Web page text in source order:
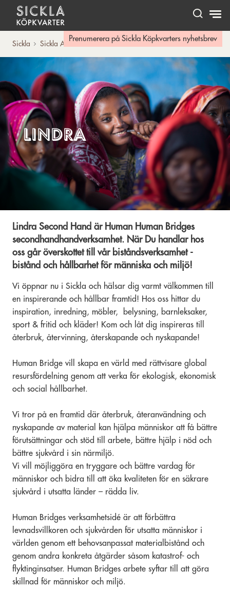
Hem
Prenumerera på Sickla Köpkvarters nyhetsbrev
Sickla Sickla A-Ö Lindra
Lindra
Lindra Second Hand är Human Human Bridges
secondhandhandverksamhet. När Du handlar hos
oss går överskottet till vår biståndsverksamhet -
bistånd och hållbarhet för människa och miljö!
Vi öppnar nu i Sickla och hälsar dig varmt välkommen till
en inspirerande och hållbar framtid! Hos oss hittar du
inspiration, inredning, möbler,
belysning, barnleksaker,
sport & fritid och kläder! Kom och låt dig inspireras till
återbruk, återvinning, återskapande och nyskapande!
Human Bridge vill skapa en värld med rättvisare global
resursfördelning genom att verka för ekologisk, ekonomisk
och social hållbarhet.
Vi tror på en framtid där återbruk, återanvändning och
nyskapande av material kan hjälpa människor att få bättre
förutsättningar och stöd till arbete, bättre hjälp i nöd och
bättre sjukvård i sin närmiljö.
Vi vill möjliggöra en tryggare och bättre vardag för
människor och bidra till att öka kvaliteten för en säkrare
sjukvård i utsatta länder – rädda liv.
Human Bridges verksamhetsidé är att förbättra
levnadsvillkoren och sjukvården för utsatta människor i
världen genom ett behovsanpassat materialbistånd och
genom andra konkreta åtgärder såsom katastrof- och
flyktinginsatser. Human Bridges arbete syftar till att göra
skillnad för människor och miljö.